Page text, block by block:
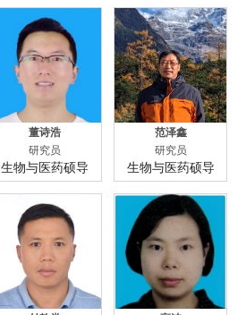
董诗浩
研究员
生物与医药硕导
范泽鑫
研究员
生物与医药硕导